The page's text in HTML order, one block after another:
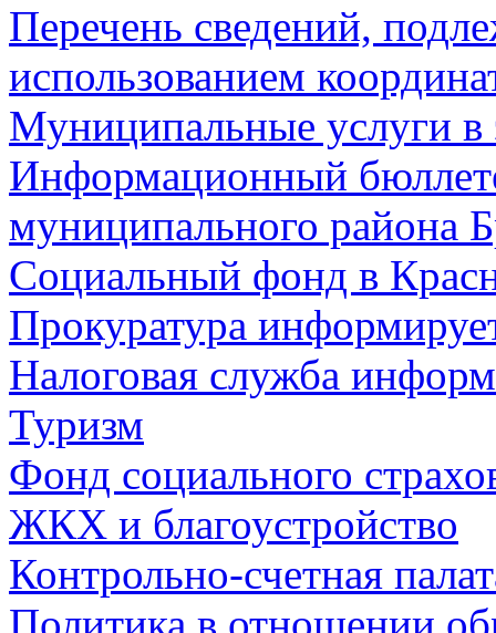
Перечень сведений,
использованием
Муниципальные услуги в
Информационный
муниципального района
Социальный фонд в
Прокуратура
Налоговая служба
Туризм
Фонд социального
ЖКХ и благоустройство
Контрольно-счетная
Политика в отношении